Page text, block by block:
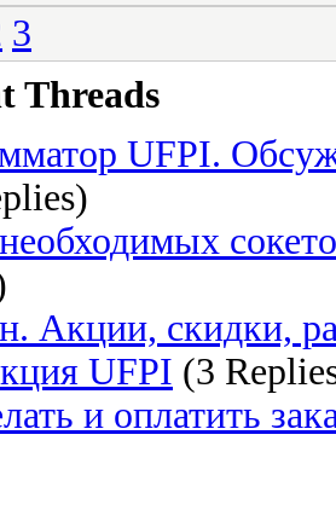
3
Threads
UFPI.
Акции, скидки,
UFPI (3
и оплатить